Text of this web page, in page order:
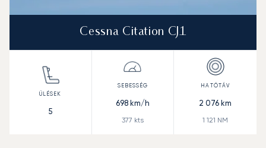
Cessna Citation CJ1
5
698km/h
377 kts
2 076 km
1 121 NM